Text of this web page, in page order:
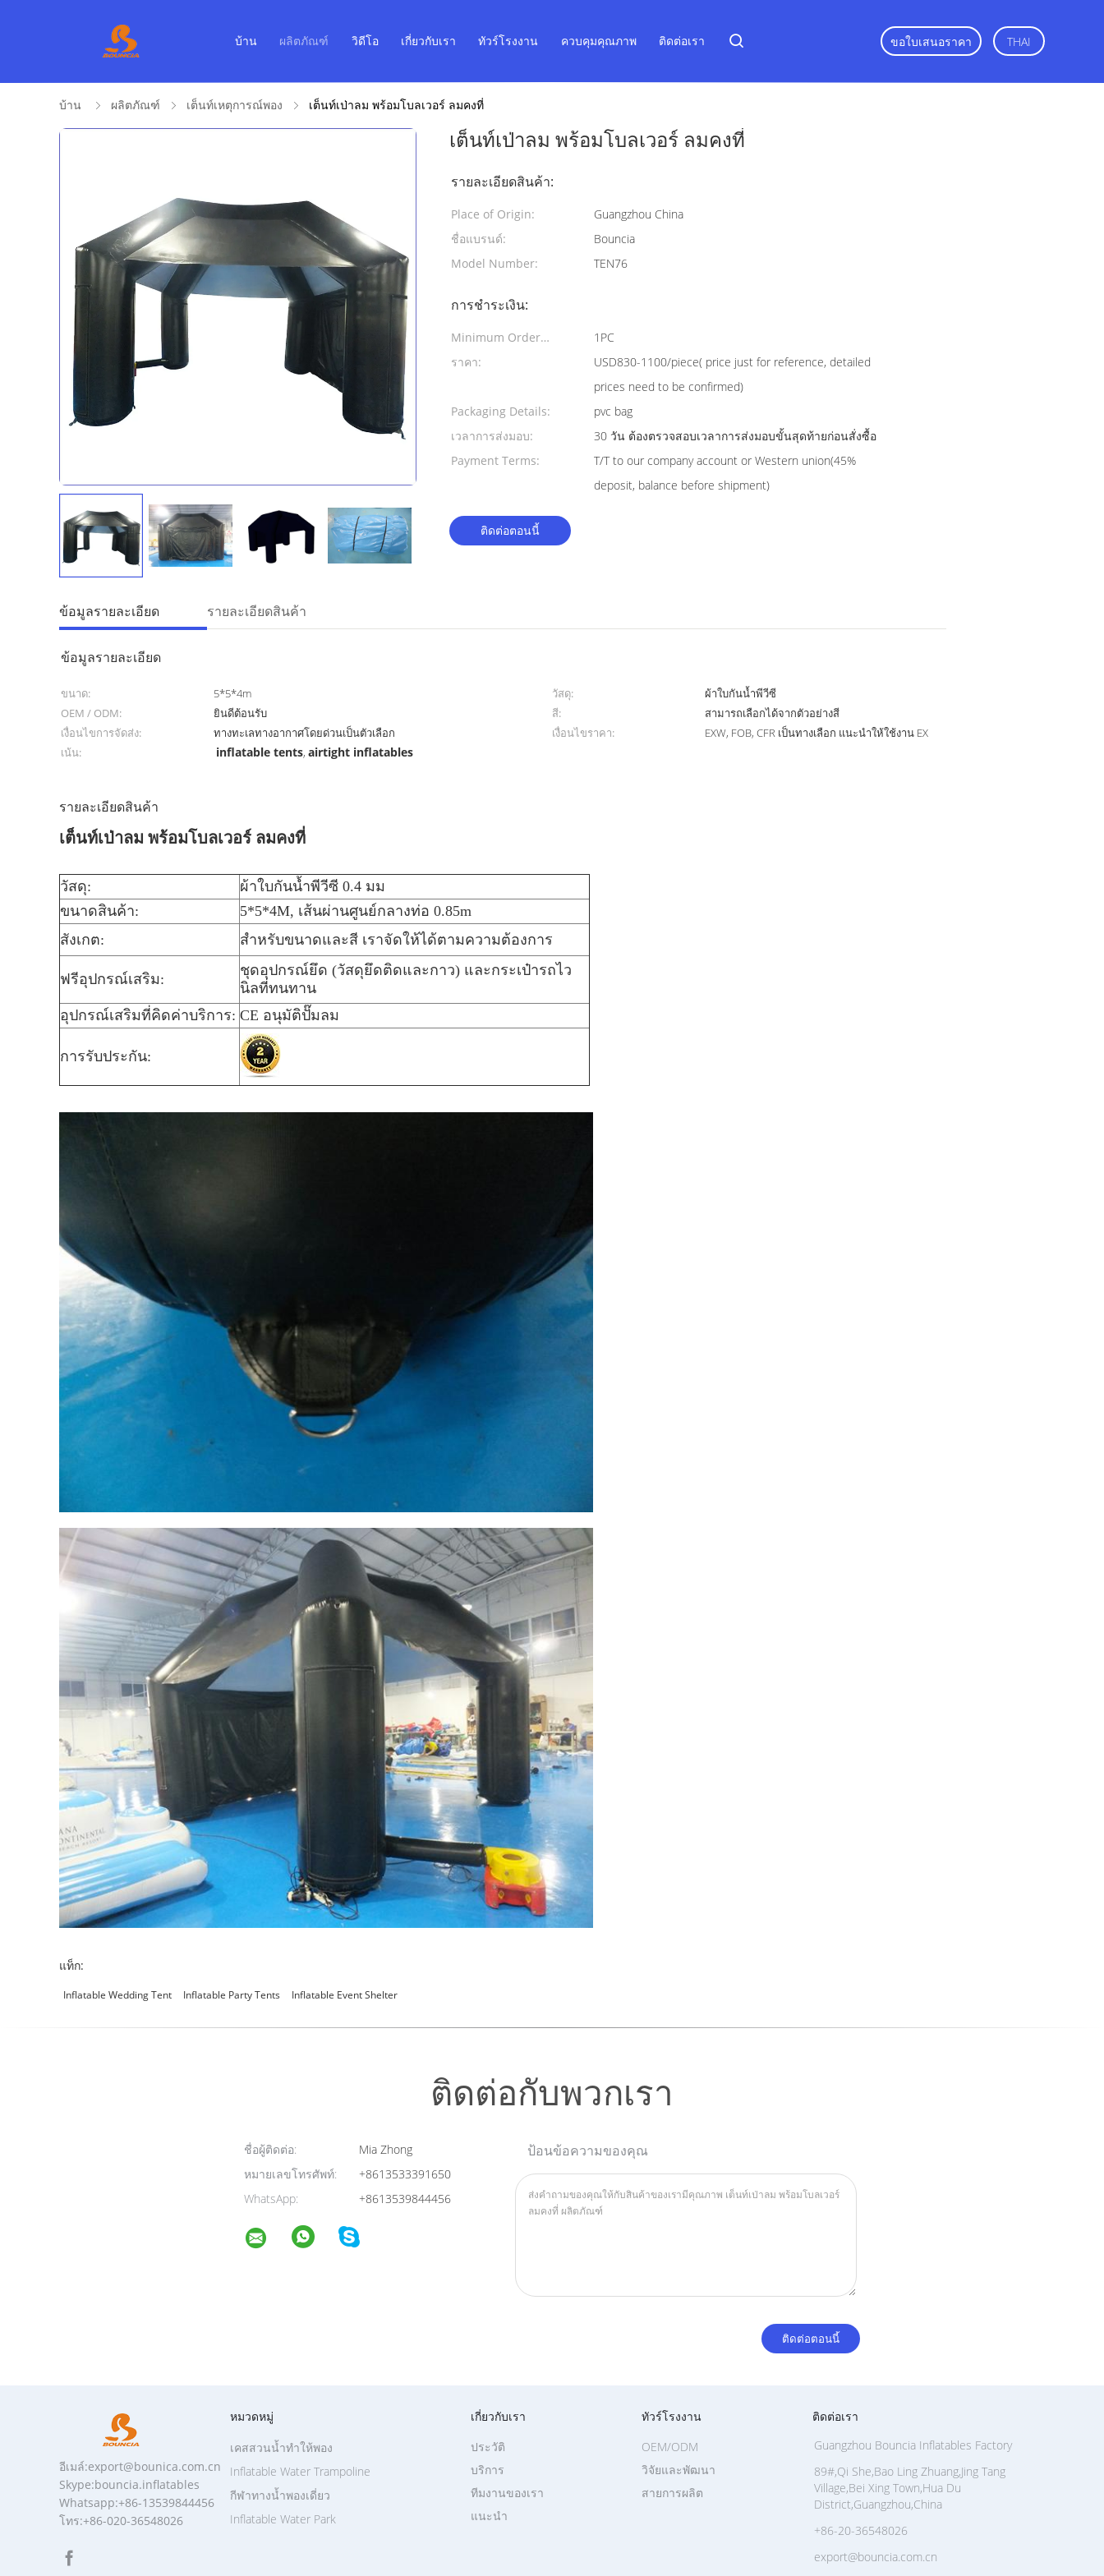
บ้าน ผลิตภัณฑ์ วิดีโอ เกี่ยวกับเรา ทัวร์โรงงาน ควบคุมคุณภาพ ติดต่อเรา ขอใบเสนอราคา THAI
บ้าน ผลิตภัณฑ์ เต็นท์เหตุการณ์พอง เต็นท์เป่าลม พร้อมโบลเวอร์ ลมคงที่
เต็นท์เป่าลม พร้อมโบลเวอร์ ลมคงที่
รายละเอียดสินค้า:
Place of Origin:
Guangzhou China
ชื่อแบรนด์:
Bouncia
Model Number:
TEN76
การชำระเงิน:
Minimum Order
Quantity:
1PC
ราคา:
USD830-1100/piece( price just for reference, detailed
prices need to be confirmed)
Packaging Details:
pvc bag
เวลาการส่งมอบ:
30 วัน ต้องตรวจสอบเวลาการส่งมอบขั้นสุดท้ายก่อนสั่งซื้อ
Payment Terms:
T/T to our company account or Western union(45%
deposit, balance before shipment)
ติดต่อตอนนี้
ข้อมูลรายละเอียด รายละเอียดสินค้า
ข้อมูลรายละเอียด
ขนาด: 5*5*4m วัสดุ:
ผ้าใบกันน้ำพีวีซี
OEM / ODM:
ยินดีต้อนรับ สี:
สามารถเลือกได้จากตัวอย่างสี
เงื่อนไขการจัดส่ง:
ทางทะเลทางอากาศโดยด่วนเป็นตัวเลือก เงื่อนไขราคา:
EXW, FOB, CFR เป็นทางเลือก แนะนำให้ใช้งาน EX
เน้น:
inflatable tents,airtight inflatables
รายละเอียดสินค้า
เต็นท์เป่าลม พร้อมโบลเวอร์ ลมคงที่
วัสดุ:
ผ้าใบกันน้ำพีวีซี 0.4 มม
ขนาดสินค้า:
5*5*4M, เส้นผ่านศูนย์กลางท่อ 0.85m
สังเกต:
สำหรับขนาดและสี เราจัดให้ได้ตามความต้องการ
ฟรีอุปกรณ์เสริม:
ชุดอุปกรณ์ยึด (วัสดุยึดติดและกาว) และกระเป๋ารถไว
นิลที่ทนทาน
อุปกรณ์เสริมที่คิดค่าบริการ: CE อนุมัติปั๊มลม
การรับประกัน:
แท็ก:
Inflatable Wedding Tent Inflatable Party Tents Inflatable Event Shelter
ติดต่อกับพวกเรา
ชื่อผู้ติดต่อ:
Mia Zhong
หมายเลขโทรศัพท์:
+8613533391650
WhatsApp:
+8613539844456
ป้อนข้อความของคุณ
อีเมล์:export@bounica.com.cn
Skype:bouncia.inflatables
Whatsapp:+86-13539844456
โทร:+86-020-36548026
หมวดหมู่
Inflatable Water Park
เคสสวนน้ำทำให้พอง
Inflatable Water Trampoline
กีฬาทางน้ำพองเดี่ยว
เกี่ยวกับเรา
แนะนำ
ประวัติ
บริการ
ทีมงานของเรา
ทัวร์โรงงาน
สายการผลิต
OEM/ODM
วิจัยและพัฒนา
ติดต่อเรา
Guangzhou Bouncia Inflatables Factory
89#,Qi She,Bao Ling Zhuang,Jing Tang
Village,Bei Xing Town,Hua Du
District,Guangzhou,China
+86-20-36548026
export@bouncia.com.cn